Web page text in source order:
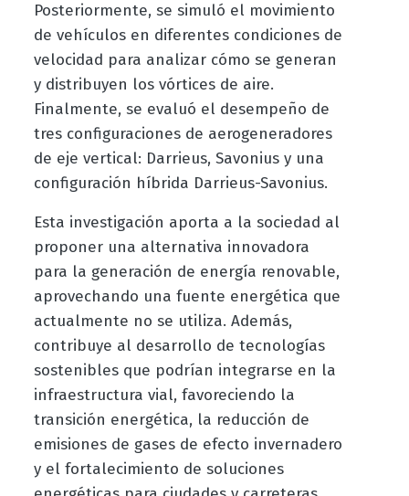
Posteriormente, se simuló el movimiento
de vehículos en diferentes condiciones de
velocidad para analizar cómo se generan
y distribuyen los vórtices de aire.
Finalmente, se evaluó el desempeño de
tres configuraciones de aerogeneradores
de eje vertical: Darrieus, Savonius y una
configuración híbrida Darrieus-Savonius.
Esta investigación aporta a la sociedad al
proponer una alternativa innovadora
para la generación de energía renovable,
aprovechando una fuente energética que
actualmente no se utiliza. Además,
contribuye al desarrollo de tecnologías
sostenibles que podrían integrarse en la
infraestructura vial, favoreciendo la
transición energética, la reducción de
emisiones de gases de efecto invernadero
y el fortalecimiento de soluciones